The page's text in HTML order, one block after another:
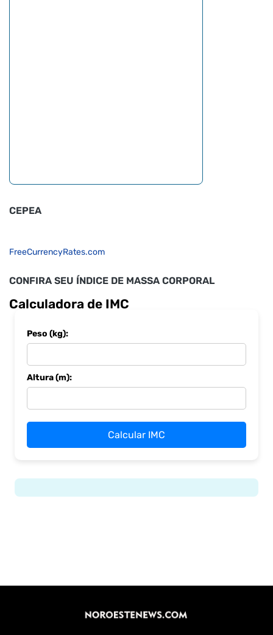
CEPEA
FreeCurrencyRates.com
CONFIRA SEU ÍNDICE DE MASSA CORPORAL
Calculadora de IMC
Peso (kg):
Altura (m):
Calcular IMC